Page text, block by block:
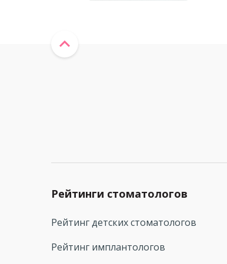
Рейтинги стоматологов
Рейтинг детских стоматологов
Рейтинг имплантологов